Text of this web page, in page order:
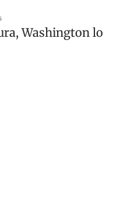
Washington lo